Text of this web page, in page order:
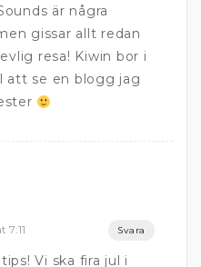
är några
gissar allt redan
resa! Kiwin bor i
att se en blogg jag
7:11 Svara
Vi ska fira jul i